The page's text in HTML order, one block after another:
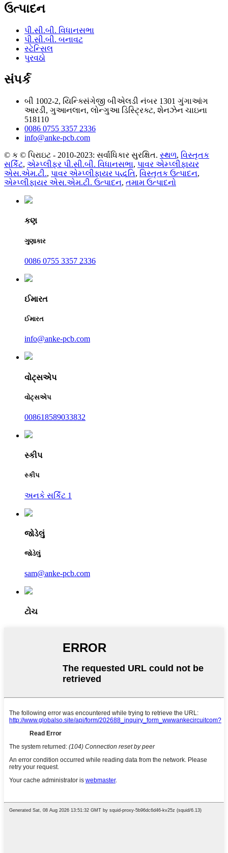
ઉત્પાદન
પી.સી.બી. વિધાનસભા
પી.સી.બી. બનાવટ
સ્ટેન્સિલ
પુરવઠો
સંપર્ક
બી 1002-2, યિન્ક્સિંગેજી બીએલડી નંબર 1301 ગુંગાઆંગ
આરડી, ગુઆનલાન, લોન્ગુઆ ડિસ્ટ્રિક્ટ, શેનઝેન ચાઇના
518110
0086 0755 3357 2336
info@anke-pcb.com
© ક © પિરાઇટ - 2010-2023: સર્વાધિકાર સુરક્ષિત. સ્થળ, વિસ્તૃતક
સર્કિટ, એમ્પ્લીફર પી.સી.બી. વિધાનસભા, પાવર એમ્પ્લીફાયર
એસ.એમ.ટી., પાવર એમ્પ્લીફાયર પદ્ધતિ, વિસ્તૃતક ઉત્પાદન,
એમ્પ્લીફાયર એસ.એમ.ટી. ઉત્પાદન, તમામ ઉત્પાદનો
કણ
ગુણાકાર
0086 0755 3357 2336
ઈમારત
ઈમારત
info@anke-pcb.com
વોટ્સએપ
વોટ્સએપ
008618589033832
સ્કીપ
સ્કીપ
અનકે સર્કિટ 1
જોડેલું
જોડેલું
sam@anke-pcb.com
ટોચ